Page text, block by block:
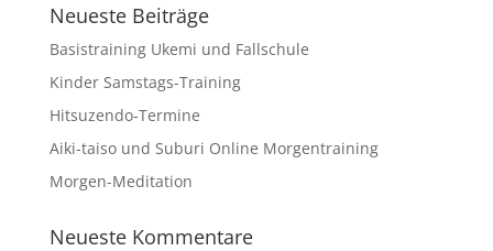
Neueste Beiträge
Basistraining Ukemi und Fallschule
Kinder Samstags-Training
Hitsuzendo-Termine
Aiki-taiso und Suburi Online Morgentraining
Morgen-Meditation
Neueste Kommentare